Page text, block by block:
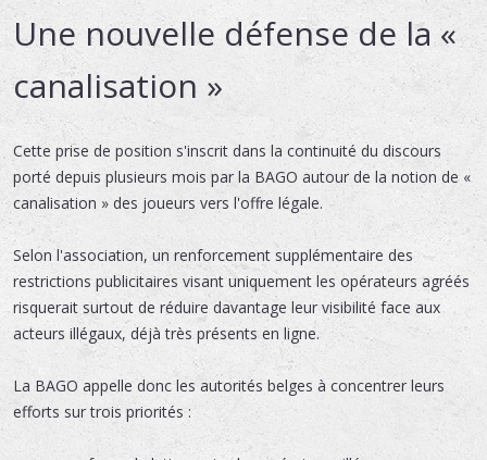
Une nouvelle défense de la «
canalisation »
Cette prise de position s'inscrit dans la continuité du discours
porté depuis plusieurs mois par la BAGO autour de la notion de «
canalisation » des joueurs vers l'offre légale.
Selon l'association, un renforcement supplémentaire des
restrictions publicitaires visant uniquement les opérateurs agréés
risquerait surtout de réduire davantage leur visibilité face aux
acteurs illégaux, déjà très présents en ligne.
La BAGO appelle donc les autorités belges à concentrer leurs
efforts sur trois priorités :